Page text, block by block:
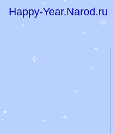
Happy-Year.Narod.ru